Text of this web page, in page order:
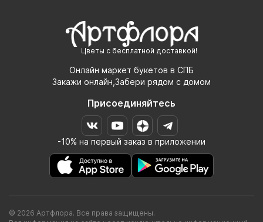
Цветы с бесплатной доставкой!
Онлайн маркет букетов в СПБ
Закажи онлайн,Забери рядом с домом
Присоединяйтесь
-10% на первый заказ в приложении
© 2026 Артфлора. Все права защищены.